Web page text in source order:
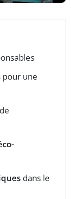
pour une
dans le